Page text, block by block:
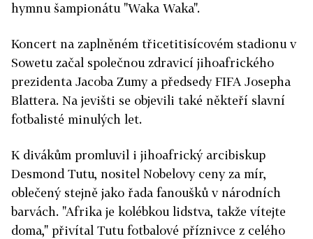
hymnu šampionátu "Waka Waka".
Koncert na zaplněném třicetitisícovém stadionu v
Sowetu začal společnou zdravicí jihoafrického
prezidenta Jacoba Zumy a předsedy FIFA Josepha
Blattera. Na jevišti se objevili také někteří slavní
fotbalisté minulých let.
K divákům promluvil i jihoafrický arcibiskup
Desmond Tutu, nositel Nobelovy ceny za mír,
oblečený stejně jako řada fanoušků v národních
barvách. "Afrika je kolébkou lidstva, takže vítejte
doma," přivítal Tutu fotbalové příznivce z celého